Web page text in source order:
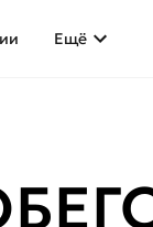
Ещё